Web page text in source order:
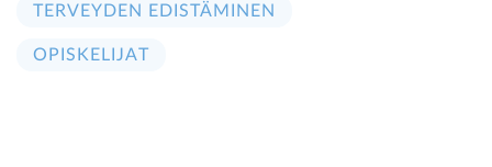
TERVEYDEN EDISTÄMINEN
OPISKELIJAT